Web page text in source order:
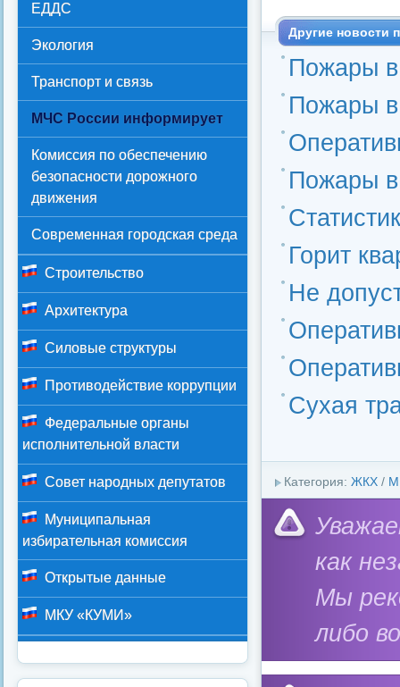
Другие новости
Пожары
Пожары в
Пожары
Горит
Не
Сухая
Категория: ЖКХ /
как
Мы
либо
ЕДДС
Экология
Транспорт и связь
МЧС России информирует
Комиссия по обеспечению
безопасности дорожного
движения
Современная городская среда
Строительство
Архитектура
Силовые структуры
Противодействие коррупции
Федеральные органы
исполнительной власти
Совет народных депутатов
Муниципальная
избирательная комиссия
Открытые данные
МКУ «КУМИ»